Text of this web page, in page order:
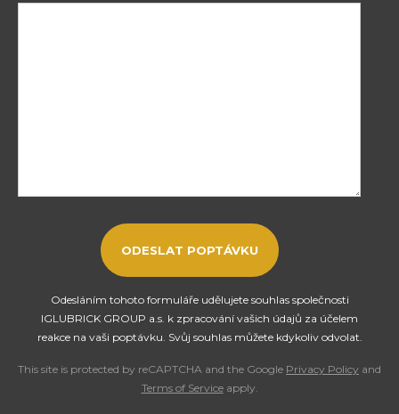
Odesláním tohoto formuláře udělujete souhlas společnosti
IGLUBRICK GROUP a.s. k zpracování vašich údajů za účelem
reakce na vaši poptávku. Svůj souhlas můžete kdykoliv odvolat.
This site is protected by reCAPTCHA and the Google Privacy Policy and
Terms of Serviceapply.